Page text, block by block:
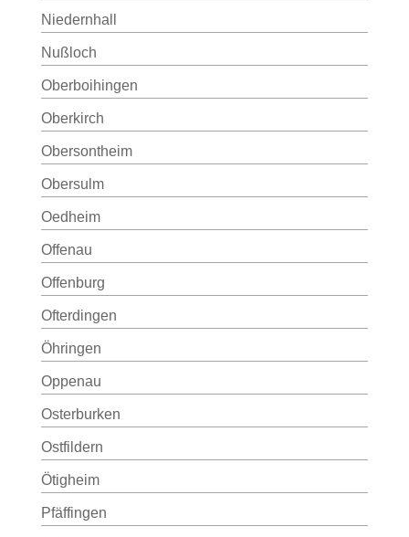
Niedernhall
Nußloch
Oberboihingen
Oberkirch
Obersontheim
Obersulm
Oedheim
Offenau
Offenburg
Ofterdingen
Öhringen
Oppenau
Osterburken
Ostfildern
Ötigheim
Pfäffingen